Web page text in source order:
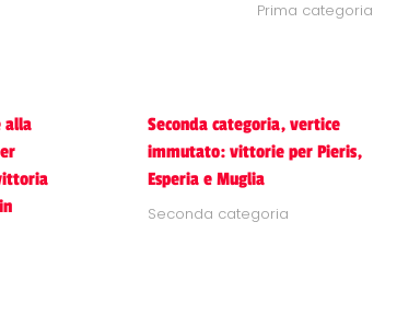
Prima categoria
alla
Seconda categoria, vertice
immutato: vittorie per Pieris,
Esperia e Muglia
Seconda categoria